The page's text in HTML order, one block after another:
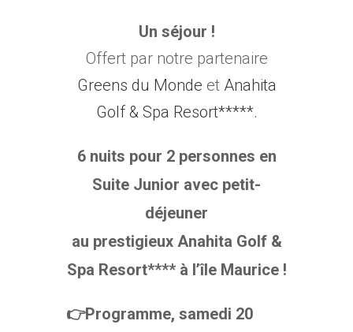
Un séjour !
Offert par notre partenaire
Greens du Monde et Anahita
Golf & Spa Resort*****.
6 nuits pour 2 personnes en
Suite Junior avec petit-
déjeuner
au prestigieux Anahita Golf &
Spa Resort**** à l’île Maurice !
👉Programme, samedi 20